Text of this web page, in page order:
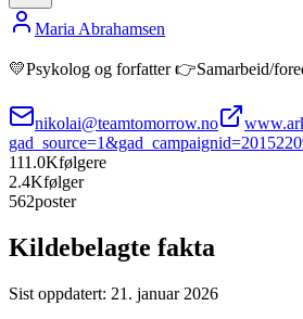
Maria Abrahamsen
💛Psykolog og forfatter 👉Samarbeid/
nikolai@teamtomorrow.no
111.0Kfølgere
2.4Kfølger
562poster
Kildebelagte fakta
Sist oppdatert: 21. januar 2026